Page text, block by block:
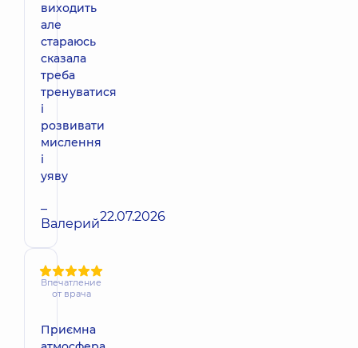
виходить
але
стараюсь
сказала
треба
тренуватися
і
розвивати
мислення
і
уяву
–
Валерий22.07.2026
Впечатление
от врача
Приємна